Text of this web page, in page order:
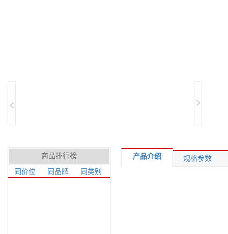
商品排行榜
同价位 同品牌 同类别
产品介绍 规格参数